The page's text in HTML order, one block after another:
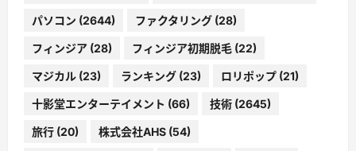
パソコン (2644) ファクタリング (28)
フィンジア (28) フィンジア初期脱毛 (22)
マジカル (23) ランキング (23) ロリポップ (21)
十影堂エンターテイメント (66) 技術 (2645)
旅行 (20) 株式会社AHS (54)